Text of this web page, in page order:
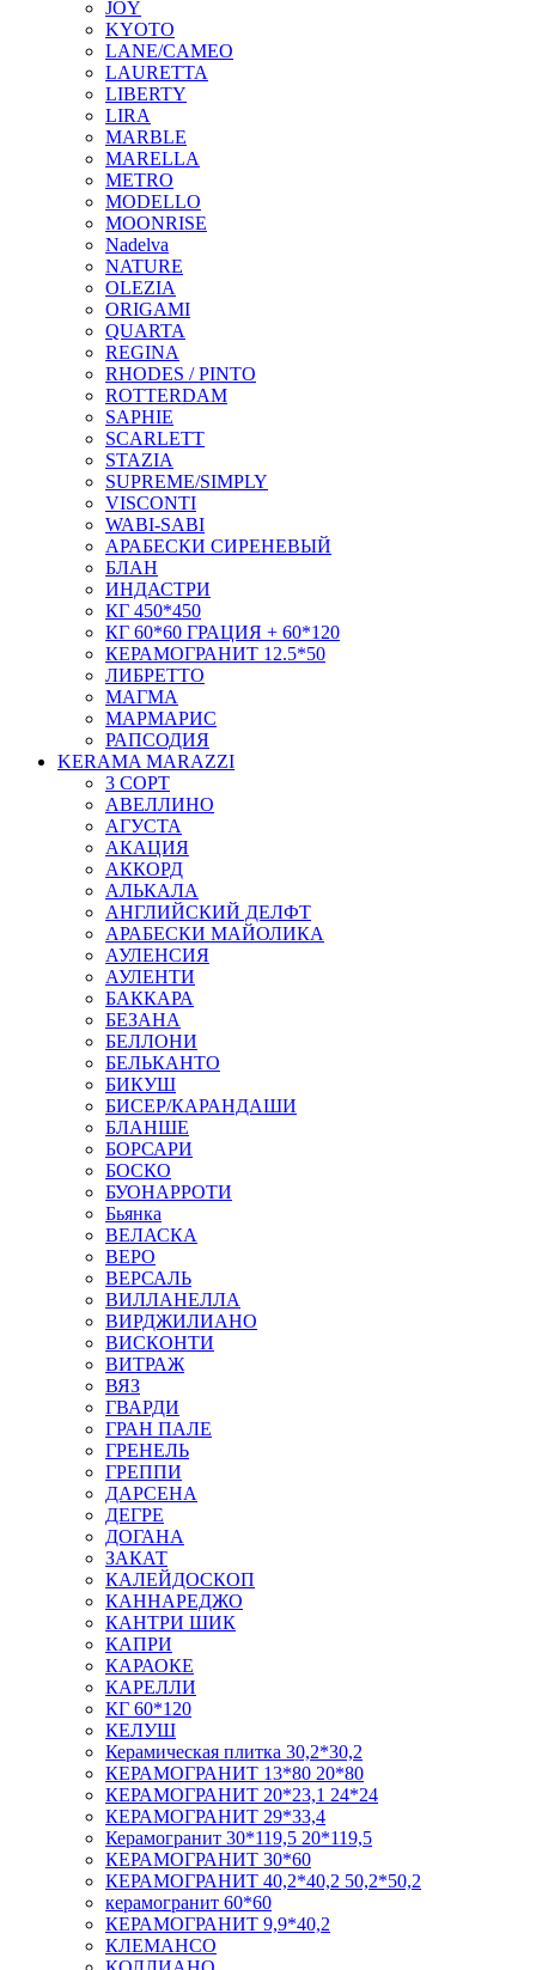
JOY
KYOTO
LANE/CAMEO
LAURETTA
LIBERTY
LIRA
MARBLE
MARELLA
METRO
MODELLO
MOONRISE
Nadelva
NATURE
OLEZIA
ORIGAMI
QUARTA
REGINA
RHODES / PINTO
ROTTERDAM
SAPHIE
SCARLETT
STAZIA
SUPREME/SIMPLY
VISCONTI
WABI-SABI
АРАБЕСКИ СИРЕНЕВЫЙ
БЛАН
ИНДАСТРИ
КГ 450*450
КГ 60*60 ГРАЦИЯ + 60*120
КЕРАМОГРАНИТ 12.5*50
ЛИБРЕТТО
МАГМА
МАРМАРИС
РАПСОДИЯ
KERAMA MARAZZI
3 СОРТ
АВЕЛЛИНО
АГУСТА
АКАЦИЯ
АККОРД
АЛЬКАЛА
АНГЛИЙСКИЙ ДЕЛФТ
АРАБЕСКИ МАЙОЛИКА
АУЛЕНСИЯ
АУЛЕНТИ
БАККАРА
БЕЗАНА
БЕЛЛОНИ
БЕЛЬКАНТО
БИКУШ
БИСЕР/КАРАНДАШИ
БЛАНШЕ
БОРСАРИ
БОСКО
БУОНАРРОТИ
Бьянка
ВЕЛАСКА
ВЕРО
ВЕРСАЛЬ
ВИЛЛАНЕЛЛА
ВИРДЖИЛИАНО
ВИСКОНТИ
ВИТРАЖ
ВЯЗ
ГВАРДИ
ГРАН ПАЛЕ
ГРЕНЕЛЬ
ГРЕППИ
ДАРСЕНА
ДЕГРЕ
ДОГАНА
ЗАКАТ
КАЛЕЙДОСКОП
КАННАРЕДЖО
КАНТРИ ШИК
КАПРИ
КАРАОКЕ
КАРЕЛЛИ
КГ 60*120
КЕЛУШ
Керамическая плитка 30,2*30,2
КЕРАМОГРАНИТ 13*80 20*80
КЕРАМОГРАНИТ 20*23,1 24*24
КЕРАМОГРАНИТ 29*33,4
Керамогранит 30*119,5 20*119,5
КЕРАМОГРАНИТ 30*60
КЕРАМОГРАНИТ 40,2*40,2 50,2*50,2
керамогранит 60*60
КЕРАМОГРАНИТ 9,9*40,2
КЛЕМАНСО